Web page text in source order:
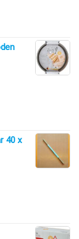
40 x